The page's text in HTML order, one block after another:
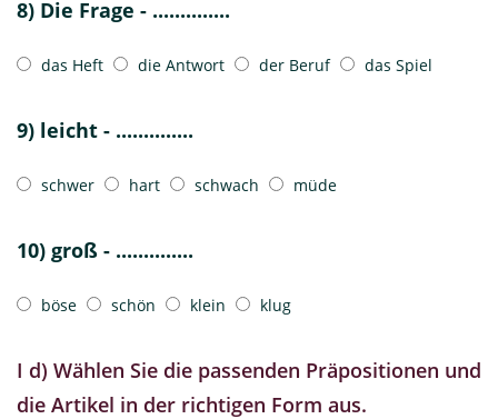
8) Die Frage - ..............
das Heft die Antwort der Beruf das Spiel
9) leicht - ..............
schwer hart schwach müde
10) groß - ..............
böse schön klein klug
I d) Wählen Sie die passenden Präpositionen und
die Artikel in der richtigen Form aus.